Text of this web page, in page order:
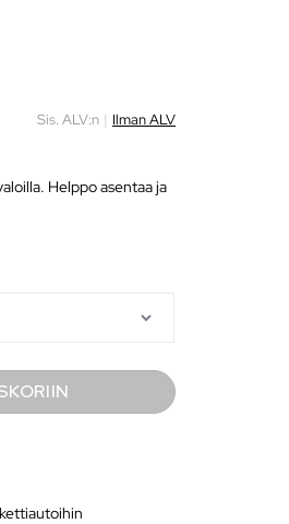
Sis. ALV:n | Ilman ALV
Helppo asentaa ja